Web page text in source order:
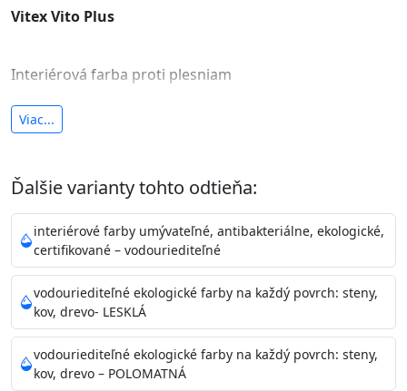
Vitex Vito Plus
Interiérová farba proti plesniam
antibakteriálna a umývateľná
Je interiérová protiplesňová farba s iónmi
Vďaka svojmu špeciálnemu zloženiu
znižuje (o 99,9%) množstvo baktérií na povrchu náteru.
Preto jevhodná na nátery priestor s
vysokými nárokmi na hygienickú čistotu ako sú
nemocnice, pôrodnice, operačné
sály, potravinárske priestory, detské izby, školy,
škôlky, telocvične, a samozrejme je
vhodná aj do bežných priestorov. Je plne umývateľná
(trieda 2 podľa EN 13300) pri
Viac...
Ďalšie varianty tohto odtieňa:
interiérové farby umývateľné, antibakteriálne, ekologické,
certifikované – vodouriediteľné
vodouriediteľné ekologické farby na každý povrch: steny,
kov, drevo- LESKLÁ
vodouriediteľné ekologické farby na každý povrch: steny,
kov, drevo – POLOMATNÁ